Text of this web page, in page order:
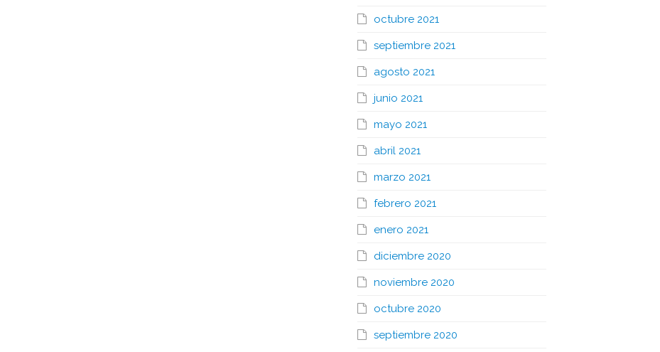
octubre 2021
septiembre 2021
agosto 2021
junio 2021
mayo 2021
abril 2021
marzo 2021
febrero 2021
enero 2021
diciembre 2020
noviembre 2020
octubre 2020
septiembre 2020